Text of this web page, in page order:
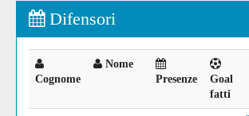
Difensori
Cognome
Nome
Presenze
Goal
fatti